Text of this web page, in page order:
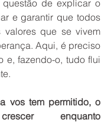
questão de explicar o
e garantir que todos
valores que se vivem
Aqui, é preciso
e, fazendo-o, tudo flui
vos tem permitido, o
enquanto